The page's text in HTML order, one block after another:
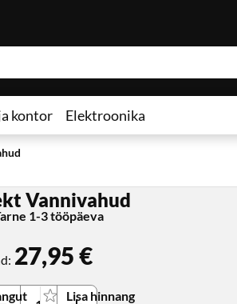
kontor Elektroonika
Vannivahud
Lisa hinnang
1-3 tööpäeva
: 27,95 €